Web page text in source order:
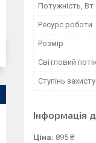
Потужність, Вт
Ресурс роботи
Розмір
Світловий
Ступінь захисту
Інформація
Ціна: 895 ₴